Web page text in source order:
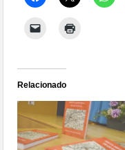
Relacionado